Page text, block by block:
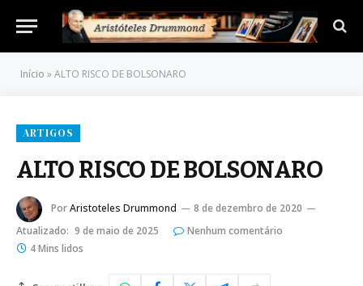
Início »ALTO RISCO DE BOLSONARO
ARTIGOS
ALTO RISCO DE BOLSONARO
PorAristoteles Drummond
8 de dezembro de 2020
Atualizado: 9 de maio de 2025
Nenhum comentário
4 Mins lidos